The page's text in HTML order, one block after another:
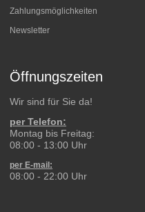
Zahlungsmöglichkeiten
Newsletter
Öffnungszeiten
Wir sind für Sie da!
per Telefon:
Montag bis Freitag:
08:00 - 13:00 Uhr
per E-mail:
08:00 - 22:00 Uhr